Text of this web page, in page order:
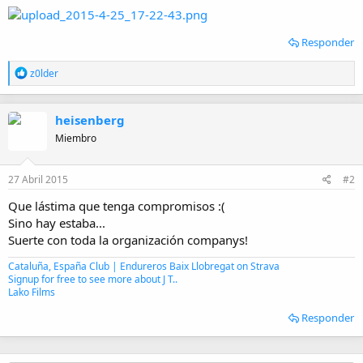
Responder
R
e
a
n
e
:
z0lder
heisenberg
Miembro
27 Abril 2015 #2
Que lástima que tenga compromisos :(
Sino hay estaba...
Suerte con toda la organización companys!
Cataluña, España Club | Endureros Baix Llobregat on Strava
Signup for free to see more about J T..
Lako Films
Responder